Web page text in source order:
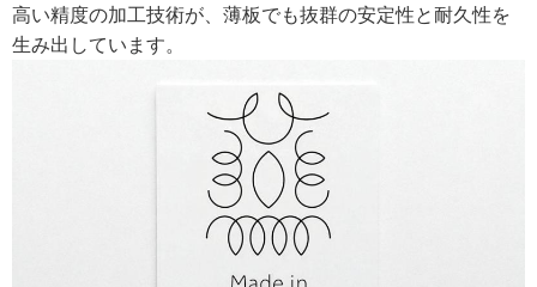
高い精度の加工技術が、薄板でも抜群の安定性と耐久性を
生み出しています。